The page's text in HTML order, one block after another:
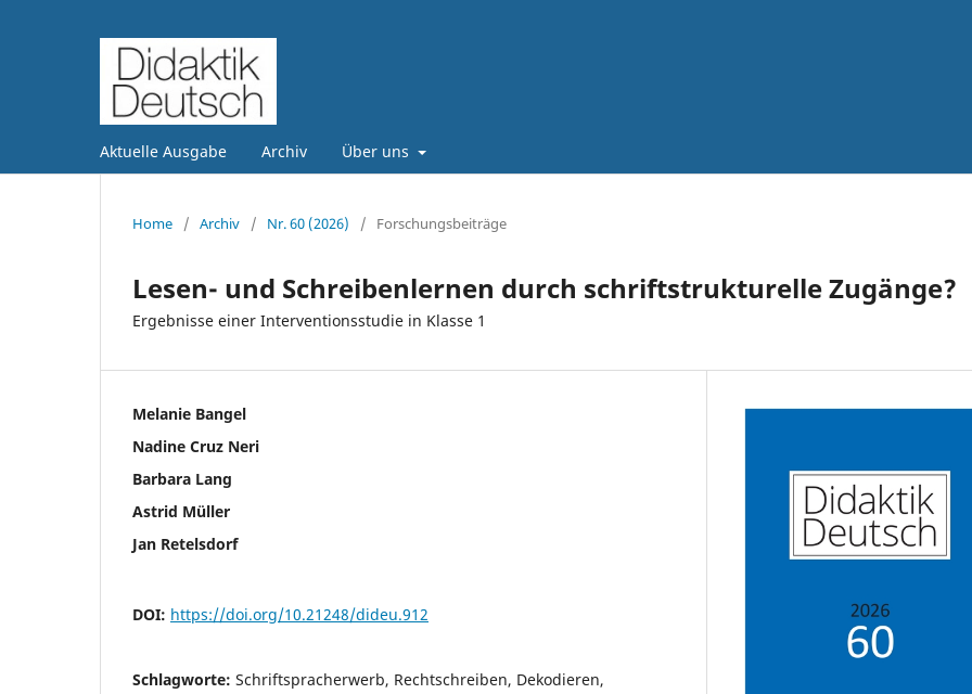
Aktuelle Ausgabe Archiv Über uns
Home / Archiv / Nr. 60 (2026) / Forschungsbeiträge
Lesen- und Schreibenlernen durch schriftstrukturelle Zugänge?
Ergebnisse einer Interventionsstudie in Klasse 1
Melanie Bangel
Nadine Cruz Neri
Barbara Lang
Astrid Müller
Jan Retelsdorf
DOI: https://doi.org/10.21248/dideu.912
Schlagworte: Schriftspracherwerb, Rechtschreiben, Dekodieren,